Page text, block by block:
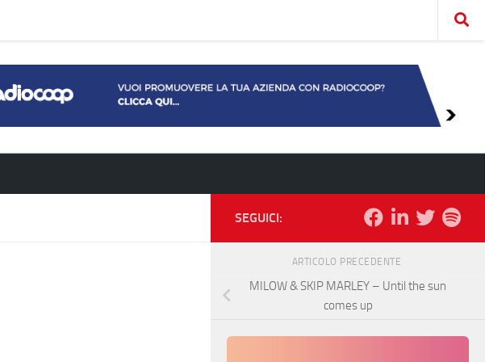
SEGUICI:
ARTICOLO PRECEDENTE
MILOW & SKIP MARLEY – Until the sun
comes up